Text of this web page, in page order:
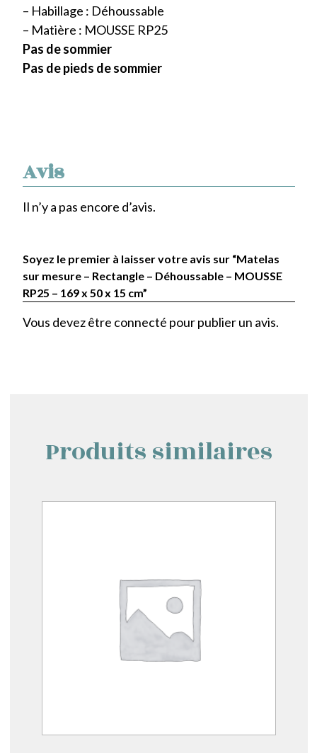
Avis
Il n’y a pas encore d’avis.
Soyez le premier à laisser votre avis sur “Matelas
sur mesure – Rectangle – Déhoussable – MOUSSE
RP25 – 169 x 50 x 15 cm”
Vous devez être connecté pour publier un avis.
– Habillage : Déhoussable
– Matière : MOUSSE RP25
Pas de sommier
Pas de pieds de sommier
Produits similaires